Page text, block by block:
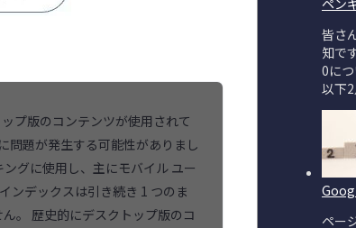
プ版のコンテンツが使用されて
問題が発生する可能性がありまし
グに使用し、主にモバイル ユー
ンデックスは引き続き 1 つのま
。 歴史的にデスクトップ版のコ